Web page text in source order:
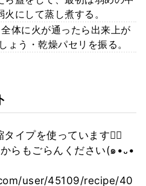
にして蒸し煮する。
体に火が通ったら出来上が
ょう・乾燥パセリを振る。
イプを使っています💁‍♀️
らもごらんください(๑•᎑•
user/45109/recipe/40